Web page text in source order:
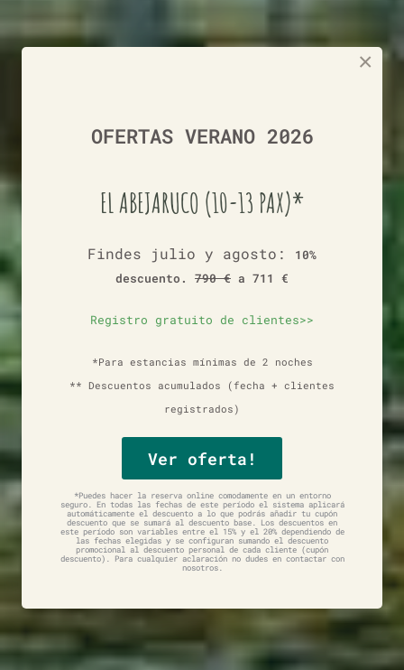
×
OFERTAS VERANO 2026
EL ABEJARUCO (10-13 PAX)*
Findes julio y agosto:
10%
descuento. 790 € a 711 €
Registro gratuito de clientes>>
*Para estancias mínimas de 2 noches
** Descuentos acumulados (fecha + clientes
registrados)
Ver oferta!
*Puedes hacer la reserva online comodamente en un entorno
seguro. En todas las fechas de este período el sistema aplicará
automáticamente el descuento a lo que podrás añadir tu cupón
descuento que se sumará al descuento base. Los descuentos en
este período son variables entre el 15% y el 20% dependiendo de
las fechas elegidas y se configuran sumando el descuento
promocional al descuento personal de cada cliente (cupón
descuento). Para cualquier aclaración no dudes en contactar con
nosotros.